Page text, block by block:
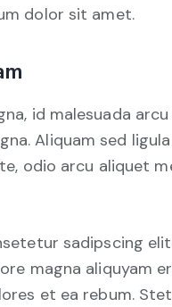
dolor sit amet.
id malesuada
Aliquam sed
odio arcu aliquet
sadipscing
magna aliquyam
et ea rebum.